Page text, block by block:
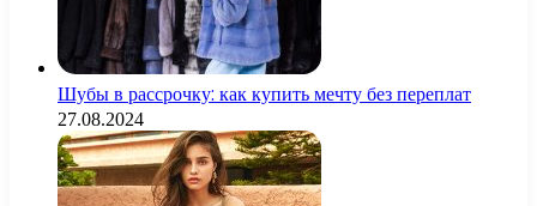
Шубы в рассрочку: как купить мечту без переплат
27.08.2024